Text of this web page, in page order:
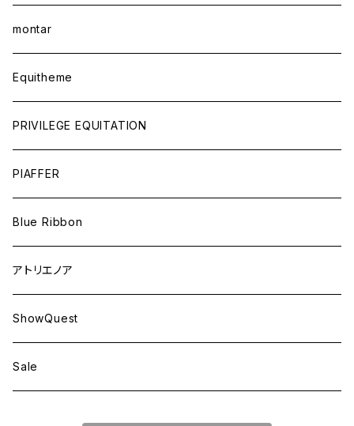
montar
Equitheme
PRIVILEGE EQUITATION
PIAFFER
Blue Ribbon
アトリエノア
ShowQuest
Sale